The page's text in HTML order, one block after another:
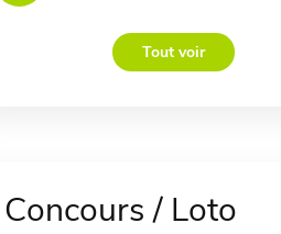
Tout voir
Concours / Loto